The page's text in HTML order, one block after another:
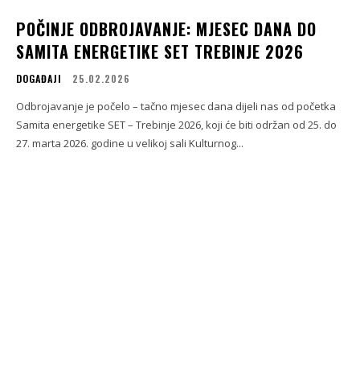
POČINJE ODBROJAVANJE: MJESEC DANA DO
SAMITA ENERGETIKE SET TREBINJE 2026
DOGAĐAJI 25.02.2026
Odbrojavanje je počelo – tačno mjesec dana dijeli nas od početka
Samita energetike SET – Trebinje 2026, koji će biti održan od 25. do
27. marta 2026. godine u velikoj sali Kulturnog...